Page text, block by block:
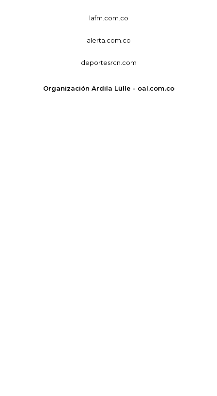
lafm.com.co
alerta.com.co
deportesrcn.com
Organización Ardila Lülle - oal.com.co